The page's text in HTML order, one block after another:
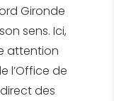
Gironde
sens. Ici,
attention
l’Office de
des